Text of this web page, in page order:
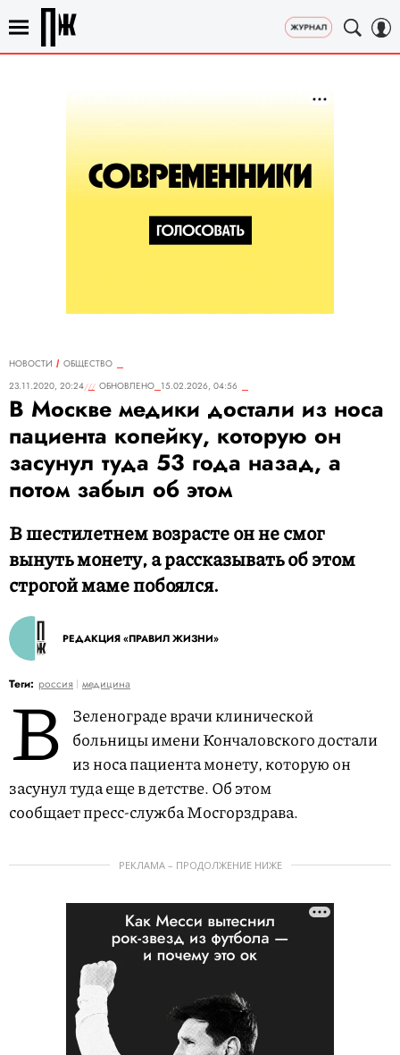
НОВОСТИ
ОБЩЕСТВО
23.11.2020, 20:24
ОБНОВЛЕНО 15.02.2026, 04:56
В Москве медики достали из носа
пациента копейку, которую он
засунул туда 53 года назад, а
потом забыл об этом
В шестилетнем возрасте он не смог
вынуть монету, а рассказывать об этом
строгой маме побоялся.
РЕДАКЦИЯ «ПРАВИЛ ЖИЗНИ»
Теги: россия медицина
В
Зеленограде врачи клинической
больницы имени Кончаловского достали
из носа пациента монету, которую он
засунул туда еще в детстве. Об этом
сообщает пресс-служба Мосгорздрава.
РЕКЛАМА – ПРОДОЛЖЕНИЕ НИЖЕ